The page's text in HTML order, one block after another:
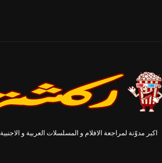
اكبر مدوّنة لمراجعة الافلام و المسلسلات العربية و الاجنبية